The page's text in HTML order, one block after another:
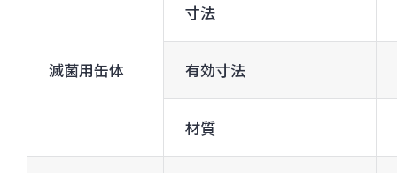
滅菌用缶体
寸法
有効寸法
材質